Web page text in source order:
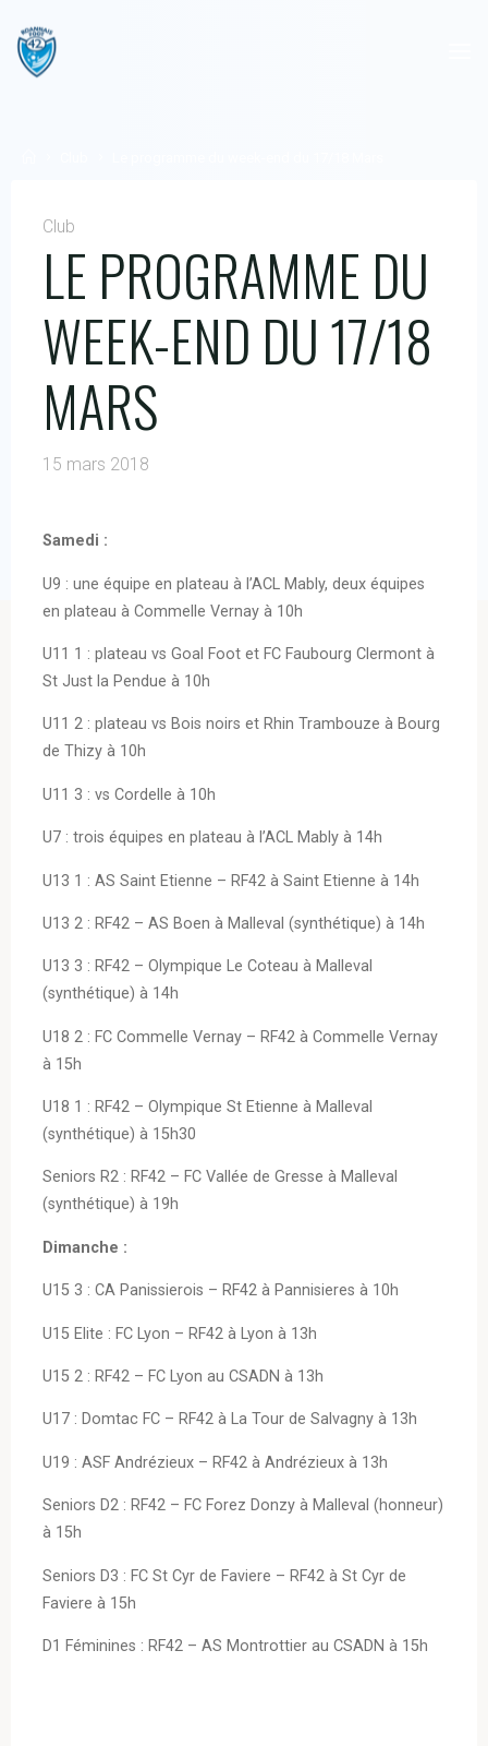
content
Club
LE PROGRAMME DU
WEEK-END DU 17/18
MARS
15 mars 2018
Samedi :
U9 : une équipe en plateau à l’ACL Mably, deux équipes
en plateau à Commelle Vernay à 10h
U11 1 : plateau vs Goal Foot et FC Faubourg Clermont à
St Just la Pendue à 10h
U11 2 : plateau vs Bois noirs et Rhin Trambouze à Bourg
de Thizy à 10h
U11 3 : vs Cordelle à 10h
U7 : trois équipes en plateau à l’ACL Mably à 14h
U13 1 : AS Saint Etienne – RF42 à Saint Etienne à 14h
U13 2 : RF42 – AS Boen à Malleval (synthétique) à 14h
U13 3 : RF42 – Olympique Le Coteau à Malleval
(synthétique) à 14h
U18 2 : FC Commelle Vernay – RF42 à Commelle Vernay
à 15h
U18 1 : RF42 – Olympique St Etienne à Malleval
(synthétique) à 15h30
Seniors R2 : RF42 – FC Vallée de Gresse à Malleval
(synthétique) à 19h
Dimanche :
U15 3 : CA Panissierois – RF42 à Pannisieres à 10h
U15 Elite : FC Lyon – RF42 à Lyon à 13h
U15 2 : RF42 – FC Lyon au CSADN à 13h
U17 : Domtac FC – RF42 à La Tour de Salvagny à 13h
U19 : ASF Andrézieux – RF42 à Andrézieux à 13h
Seniors D2 : RF42 – FC Forez Donzy à Malleval (honneur)
à 15h
Seniors D3 : FC St Cyr de Faviere – RF42 à St Cyr de
Faviere à 15h
D1 Féminines : RF42 – AS Montrottier au CSADN à 15h